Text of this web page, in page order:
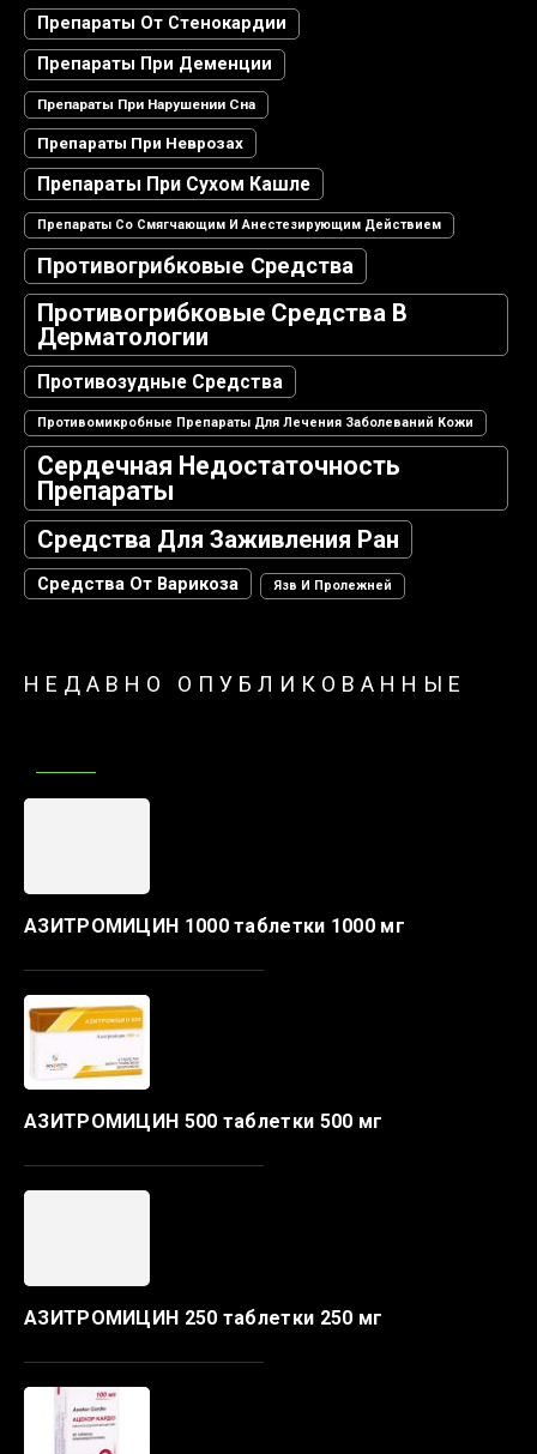
Препараты От Стенокардии
Препараты При Деменции
Препараты При Нарушении Сна
Препараты При Неврозах
Препараты При Сухом Кашле
Препараты Со Смягчающим И Анестезирующим Действием
Противогрибковые Средства
Противогрибковые Средства В
Дерматологии
Противозудные Средства
Противомикробные Препараты Для Лечения Заболеваний Кожи
Сердечная Недостаточность
Препараты
Средства Для Заживления Ран
Средства От Варикоза Язв И Пролежней
НЕДАВНО ОПУБЛИКОВАННЫЕ
АЗИТРОМИЦИН 1000 таблетки 1000 мг
АЗИТРОМИЦИН 500 таблетки 500 мг
АЗИТРОМИЦИН 250 таблетки 250 мг